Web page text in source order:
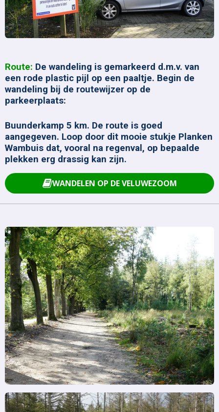
Route: De wandeling is gemarkeerd d.m.v. van
een rode plastic pijl op een paaltje. Begin de
wandeling bij de routewijzer op de
parkeerplaats:
Buunderkamp 5 km. De route is goed
aangegeven. Loop door dit mooie stukje Planken
Wambuis dat, vooral na regenval, op bepaalde
plekken erg drassig kan zijn.
WANDELEN OP DE VELUWEZOOM